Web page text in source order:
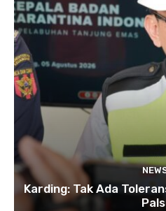
Karding: Tak Ada